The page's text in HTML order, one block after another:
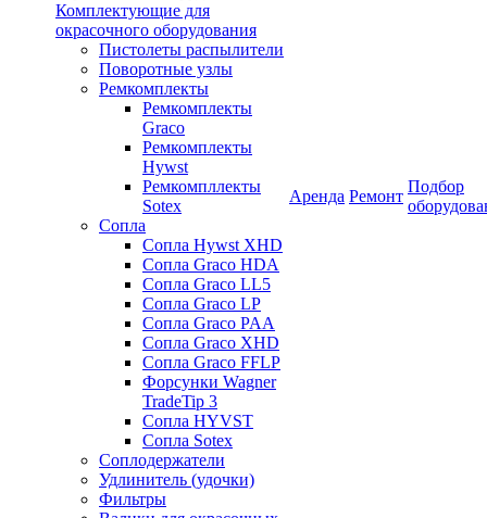
Комплектующие для
окрасочного оборудования
Пистолеты распылители
Поворотные узлы
Ремкомплекты
Ремкомплекты
Graco
Ремкомплекты
Hywst
Ремкомпллекты
Sotex
Сопла
Сопла Hywst XHD
Сопла Graco HDA
Сопла Graco LL5
Сопла Graco LP
Сопла Graco PAA
Сопла Graco XHD
Сопла Graco FFLP
Форсунки Wagner
TradeTip 3
Сопла HYVST
Сопла Sotex
Соплодержатели
Удлинитель (удочки)
Фильтры
Аренда Ремонт
Подбор